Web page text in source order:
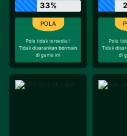
33%
Pola tidak tersedia !
Tidak disarankan bermain
di game ini
Pola
Tidak
di